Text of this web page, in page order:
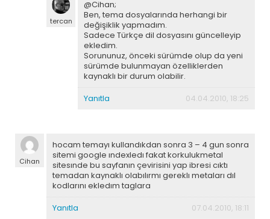
tercan
@Cihan;
Ben, tema dosyalarında herhangi bir
değişiklik yapmadım.
Sadece Türkçe dil dosyasını güncelleyip
ekledim.
Sorununuz, önceki sürümde olup da yeni
sürümde bulunmayan özelliklerden
kaynaklı bir durum olabilir.
Yanıtla
04.04.2010, 18:25
Cihan
hocam temayı kullandıkdan sonra 3 – 4 gun sonra
sitemi google ındexledı fakat korkulukmetal
sitesınde bu sayfanın çevirisini yap ibresi cıktı
temadan kaynaklı olabılırmı gereklı metaları dıl
kodlarını ekledım taglara
Yanıtla
07.04.2010, 18:11